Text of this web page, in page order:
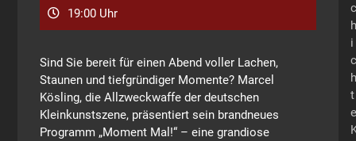
19:00 Uhr
Sind Sie bereit für einen Abend voller Lachen,
Staunen und tiefgründiger Momente? Marcel
Kösling, die Allzweckwaffe der deutschen
Kleinkunstszene, präsentiert sein brandneues
Programm „Moment Mal!“ – eine grandiose
c
h
i
c
h
t
e